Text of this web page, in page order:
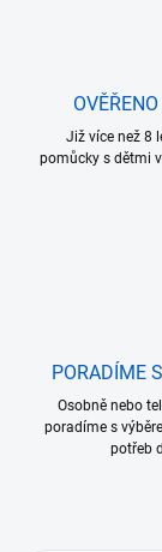
Již více než 8
pomůcky s dětmi
PORADÍME
Osobně nebo
poradíme s
potřeb